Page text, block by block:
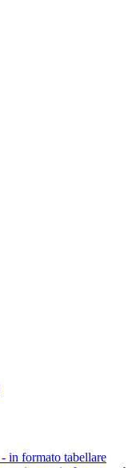
in formato tabellare